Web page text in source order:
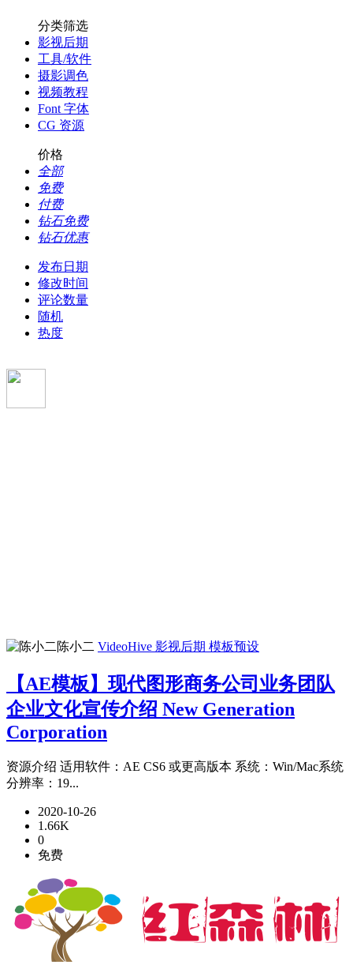
分类筛选
影视后期
工具/软件
摄影调色
视频教程
Font 字体
CG 资源
价格
全部
免费
付费
钻石免费
钻石优惠
发布日期
修改时间
评论数量
随机
热度
陈小二 VideoHive 影视后期 模板预设
【AE模板】现代图形商务公司业务团队
企业文化宣传介绍 New Generation
Corporation
资源介绍 适用软件：AE CS6 或更高版本 系统：Win/Mac系统
分辨率：19...
2020-10-26
1.66K
0
免费